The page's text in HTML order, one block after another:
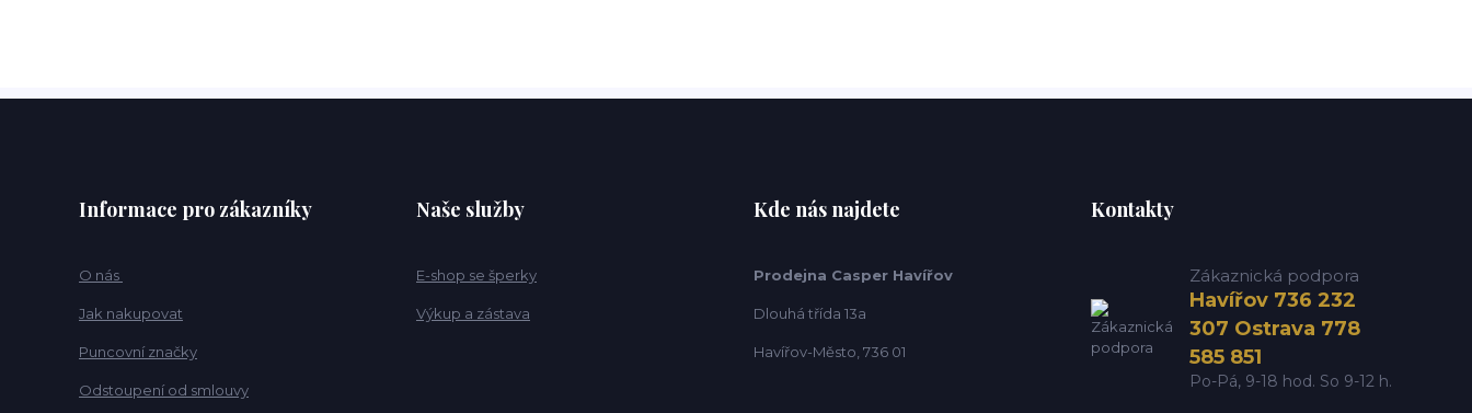
Informace pro zákazníky
O nás
Jak nakupovat
Puncovní značky
Odstoupení od smlouvy
Naše služby
E-shop se šperky
Výkup a zástava
Kde nás najdete
Prodejna Casper Havířov
Dlouhá třída 13a
Havířov-Město, 736 01
Kontakty
Zákaznická podpora
Havířov 736 232
307 Ostrava 778
585 851
Po-Pá, 9-18 hod. So 9-12 h.